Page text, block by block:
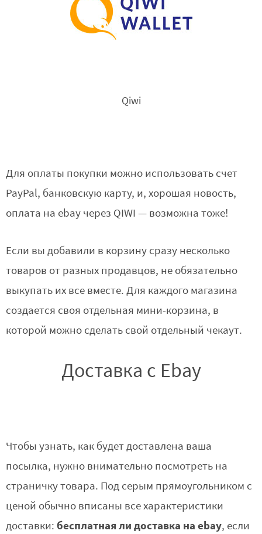
Qiwi
Для оплаты покупки можно использовать счет
PayPal, банковскую карту, и, хорошая новость,
оплата на ebay через QIWI — возможна тоже!
Если вы добавили в корзину сразу несколько
товаров от разных продавцов, не обязательно
выкупать их все вместе. Для каждого магазина
создается своя отдельная мини-корзина, в
которой можно сделать свой отдельный чекаут.
Доставка с Ebay
Чтобы узнать, как будет доставлена ваша
посылка, нужно внимательно посмотреть на
страничку товара. Под серым прямоугольником с
ценой обычно вписаны все характеристики
доставки: бесплатная ли доставка на ebay, если